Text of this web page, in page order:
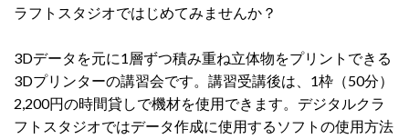
ラフトスタジオではじめてみませんか？
3Dデータを元に1層ずつ積み重ね立体物をプリントできる
3Dプリンターの講習会です。講習受講後は、1枠（50分）
2,200円の時間貸しで機材を使用できます。デジタルクラ
フトスタジオではデータ作成に使用するソフトの使用方法